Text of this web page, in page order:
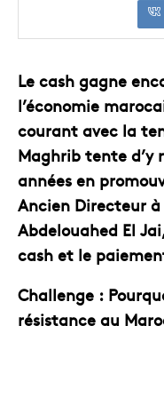
Le cash gagne
l’économie
courant avec la
Maghrib tente d’y
années en
Ancien Directeur
Abdelouahed El
cash et le
Challenge :
résistance au